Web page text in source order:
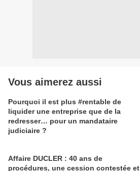
Vous aimerez aussi
Pourquoi il est plus #rentable de
liquider une entreprise que de la
redresser… pour un mandataire
judiciaire ?
Affaire DUCLER : 40 ans de
procédures, une cession contestée et